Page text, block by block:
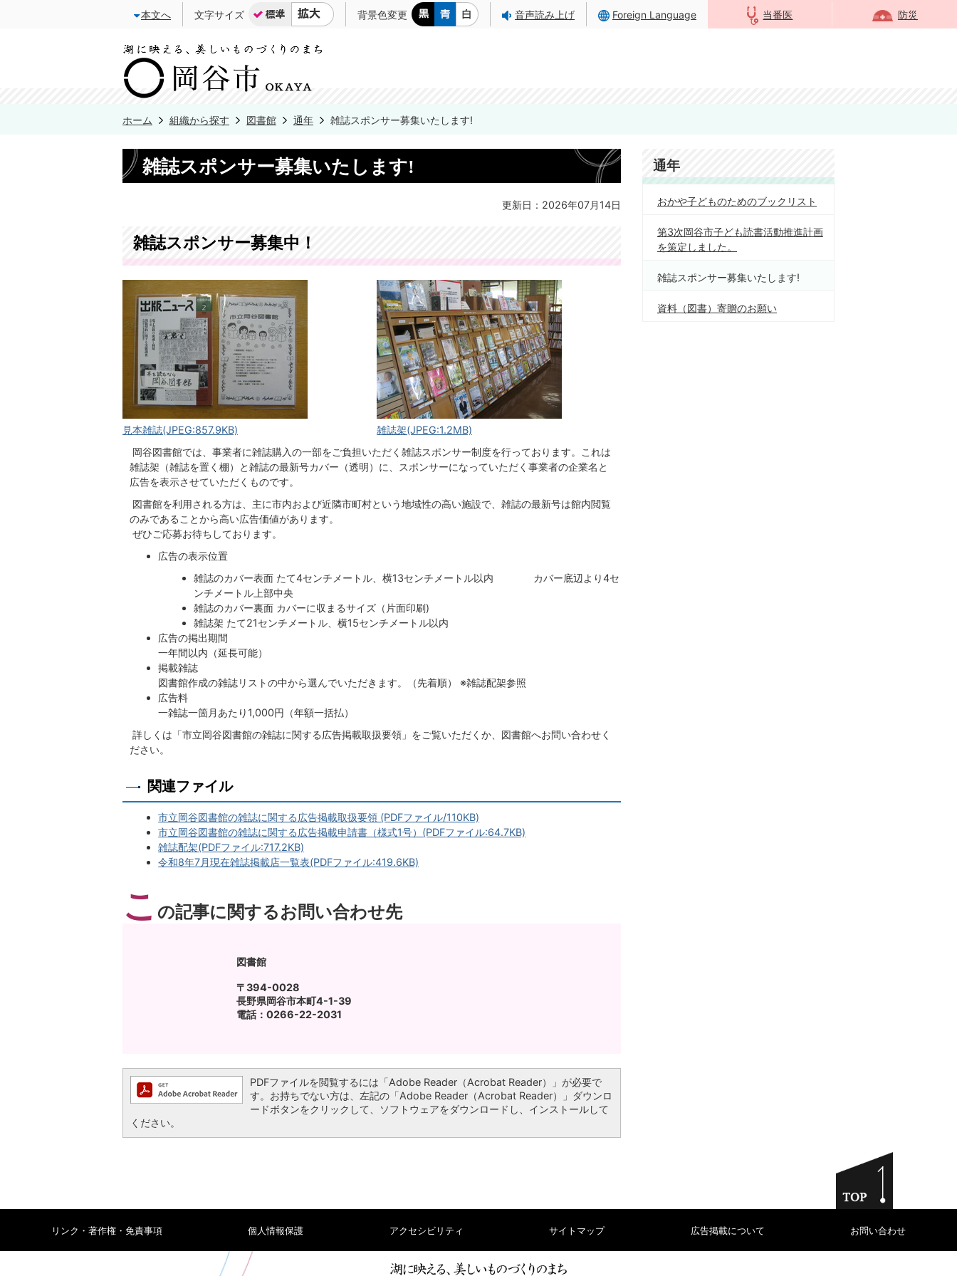
本文へ 文字サイズ 背景色変更 音声読み上げ Foreign Language 当番医 防災
ホーム 組織から探す 図書館 通年 雑誌スポンサー募集いたします!
雑誌スポンサー募集いたします!
更新日：2026年07月14日
雑誌スポンサー募集中！
見本雑誌(JPEG:857.9KB)
雑誌架(JPEG:1.2MB)
岡谷図書館では、事業者に雑誌購入の一部をご負担いただく雑誌スポンサー制度を行っております。これは
雑誌架（雑誌を置く棚）と雑誌の最新号カバー（透明）に、スポンサーになっていただく事業者の企業名と
広告を表示させていただくものです。
図書館を利用される方は、主に市内および近隣市町村という地域性の高い施設で、雑誌の最新号は館内閲覧
のみであることから高い広告価値があります。
ぜひご応募お待ちしております。
広告の表示位置
雑誌のカバー表面 たて4センチメートル、横13センチメートル以内 カバー底辺より4セ
ンチメートル上部中央
雑誌のカバー裏面 カバーに収まるサイズ（片面印刷)
雑誌架 たて21センチメートル、横15センチメートル以内
広告の掲出期間
一年間以内（延長可能）
掲載雑誌
図書館作成の雑誌リストの中から選んでいただきます。（先着順） ※雑誌配架参照
広告料
一雑誌一箇月あたり1,000円（年額一括払）
詳しくは「市立岡谷図書館の雑誌に関する広告掲載取扱要領」をご覧いただくか、図書館へお問い合わせく
ださい。
関連ファイル
市立岡谷図書館の雑誌に関する広告掲載取扱要領 (PDFファイル/110KB)
市立岡谷図書館の雑誌に関する広告掲載申請書（様式1号）(PDFファイル:64.7KB)
雑誌配架(PDFファイル:717.2KB)
令和8年7月現在雑誌掲載店一覧表(PDFファイル:419.6KB)
こ の記事に関するお問い合わせ先
図書館
〒394-0028
長野県岡谷市本町4-1-39
電話：0266-22-2031
PDFファイルを閲覧するには「Adobe Reader（Acrobat Reader）」が必要で
す。お持ちでない方は、左記の「Adobe Reader（Acrobat Reader）」ダウンロ
ードボタンをクリックして、ソフトウェアをダウンロードし、インストールして
ください。
通年
おかや子どものためのブックリスト
第3次岡谷市子ども読書活動推進計画
を策定しました。
雑誌スポンサー募集いたします!
資料（図書）寄贈のお願い
リンク・著作権・免責事項 個人情報保護 アクセシビリティ サイトマップ 広告掲載について お問い合わせ